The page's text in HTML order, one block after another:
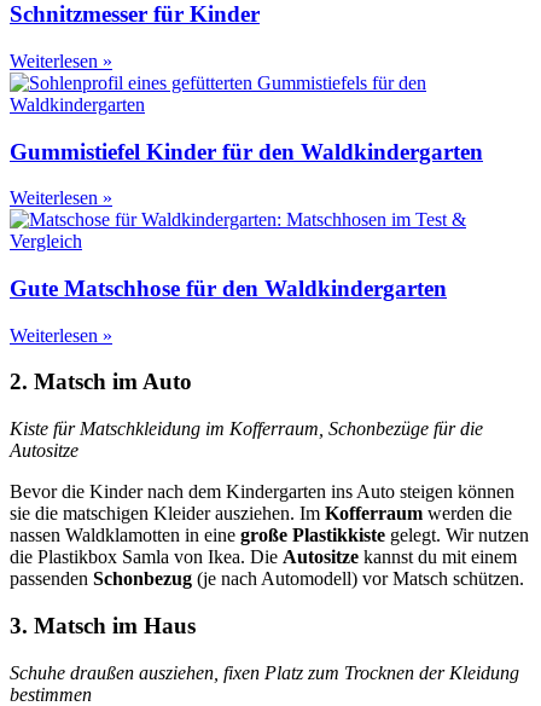
Schnitzmesser für Kinder
Weiterlesen »
Gummistiefel Kinder für den Waldkindergarten
Weiterlesen »
Gute Matschhose für den Waldkindergarten
Weiterlesen »
2. Matsch im Auto
Kiste für Matschkleidung im Kofferraum, Schonbezüge für die
Autositze
Bevor die Kinder nach dem Kindergarten ins Auto steigen können
sie die matschigen Kleider ausziehen. Im Kofferraum werden die
nassen Waldklamotten in eine große Plastikkiste gelegt. Wir nutzen
die Plastikbox Samla von Ikea. Die Autositze kannst du mit einem
passenden Schonbezug (je nach Automodell) vor Matsch schützen.
3. Matsch im Haus
Schuhe draußen ausziehen, fixen Platz zum Trocknen der Kleidung
bestimmen